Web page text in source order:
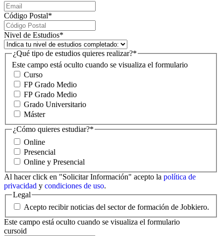
Código Postal*
Nivel de Estudios*
Este campo está oculto cuando se visualiza el formulario
¿Qué tipo de estudios quieres realizar?*
Curso
FP Grado Medio
FP Grado Medio
Grado Universitario
Máster
¿Cómo quieres estudiar?*
Online
Presencial
Online y Presencial
Al hacer click en "Solicitar Información" acepto la política de
privacidad y condiciones de uso.
Legal
Acepto recibir noticias del sector de formación de Jobkiero.
Este campo está oculto cuando se visualiza el formulario
cursoid